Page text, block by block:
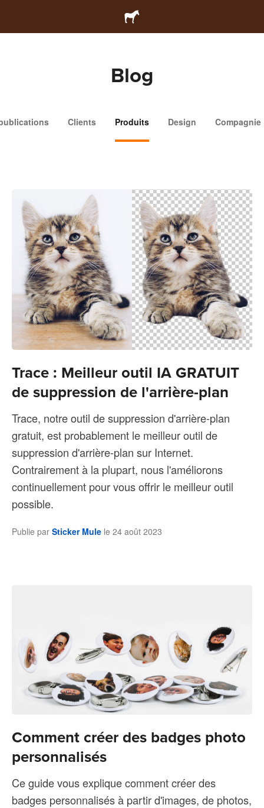
Blog
Clients Produits Design Compagnie
Trace : Meilleur outil IA GRATUIT
de suppression de l'arrière-plan
Trace, notre outil de suppression d'arrière-plan
gratuit, est probablement le meilleur outil de
suppression d'arrière-plan sur Internet.
Contrairement à la plupart, nous l'améliorons
continuellement pour vous offrir le meilleur outil
possible.
Publie par Sticker Mule le 24 août 2023
Comment créer des badges photo
personnalisés
Ce guide vous explique comment créer des
badges personnalisés à partir d'images, de photos,